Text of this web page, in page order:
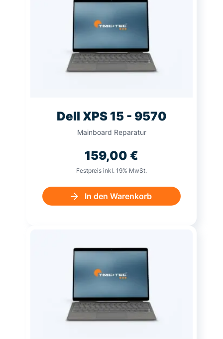
Dell XPS 15 - 9570
Mainboard Reparatur
159,00 €
Festpreis inkl. 19% MwSt.
In den Warenkorb